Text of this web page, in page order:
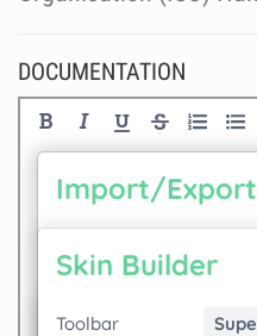
DOCUMENTATION